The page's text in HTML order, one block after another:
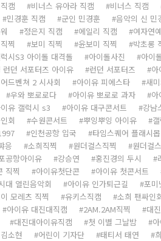
캠 비너스 유아라 직캠 비너스 직캠
민경훈 직캠 군인 민경훈 음악의 신 민
정은지 직캠 에일리 직캠 여자연
찍 보미 직찍 윤보미 직찍 박초롱
시S3 아이돌 대격돌 아이돌사진 아이
런던 서포터즈 아이유 런던 서포터즈 아
드벤쳐 2 시사회 아이유 피에스타 새
우와 뽀로로다 아이유 뽀로로 과자 아
유 갤럭시 s3 아이유 대구콘서트 강남
회 수원콘서트 뿌잉뿌잉 아이유
인천공항 입국 타임스퀘어 플래시몹
응 소희직찍 원더걸스직찍 원더걸
공항아이유 강승연 홍진경의 두시
직찍 아이유첫단콘 아이유 첫콘서트
대 열린음악회 아이유 인가퇴근길 포미
모레츠 직찍 유키스직캠 소희 팬싸인
아이유 대진대직캠 2AM.2AM직찍 대
대진대아이유직캠 첫 이별 그날밤
소현 어린이 기자단 태티서 태연